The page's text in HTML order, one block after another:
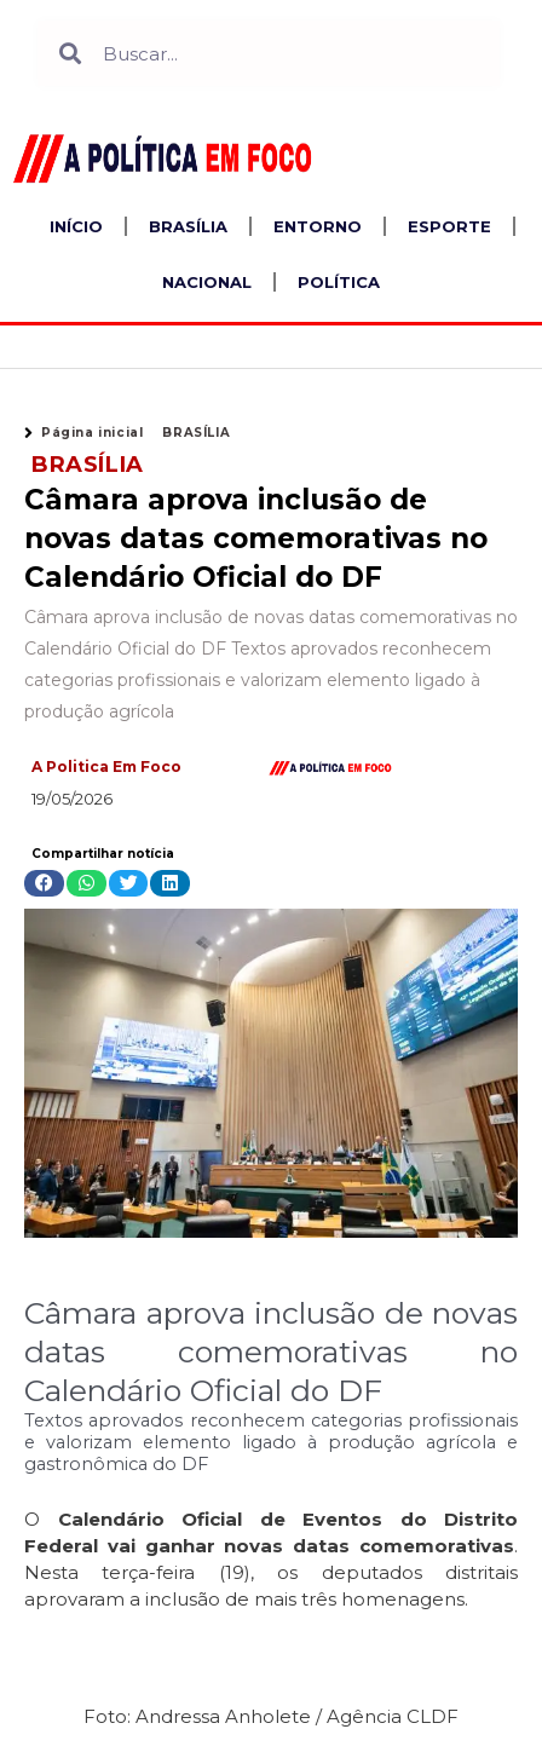
INÍCIO BRASÍLIA ENTORNO ESPORTE
NACIONAL POLÍTICA
Página inicial BRASÍLIA
BRASÍLIA
Câmara aprova inclusão de
novas datas comemorativas no
Calendário Oficial do DF
Câmara aprova inclusão de novas datas comemorativas no
Calendário Oficial do DF Textos aprovados reconhecem
categorias profissionais e valorizam elemento ligado à
produção agrícola
A Politica Em Foco
19/05/2026
Compartilhar notícia
Câmara aprova inclusão de novas
datas comemorativas no
Calendário Oficial do DF
Textos aprovados reconhecem categorias profissionais
e valorizam elemento ligado à produção agrícola e
gastronômica do DF
O Calendário Oficial de Eventos do Distrito
Federal vai ganhar novas datas comemorativas.
Nesta terça-feira (19), os deputados distritais
aprovaram a inclusão de mais três homenagens.
Foto: Andressa Anholete / Agência CLDF